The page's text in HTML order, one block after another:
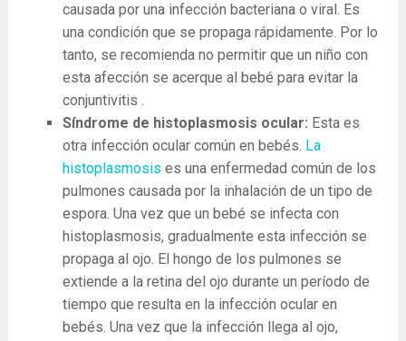
causada por una infección bacteriana o viral. Es
una condición que se propaga rápidamente. Por lo
tanto, se recomienda no permitir que un niño con
esta afección se acerque al bebé para evitar la
conjuntivitis .
Síndrome de histoplasmosis ocular: Esta es
otra infección ocular común en bebés. La
histoplasmosis es una enfermedad común de los
pulmones causada por la inhalación de un tipo de
espora. Una vez que un bebé se infecta con
histoplasmosis, gradualmente esta infección se
propaga al ojo. El hongo de los pulmones se
extiende a la retina del ojo durante un período de
tiempo que resulta en la infección ocular en
bebés. Una vez que la infección llega al ojo,